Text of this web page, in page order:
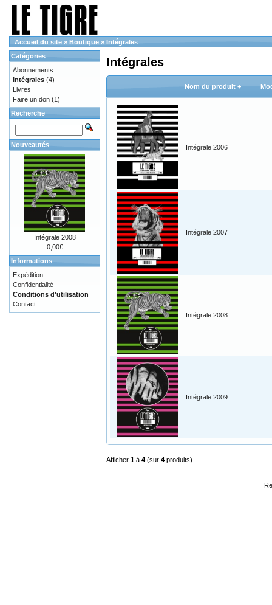
Accueil du site » Boutique » Intégrales
Intégrales
Nom du produit +
Intégrale 2006
Intégrale 2007
Intégrale 2008
Intégrale 2009
Afficher 1 à 4 (sur 4 produits)
Catégories
Abonnements
Intégrales (4)
Livres
Faire un don (1)
Recherche
Nouveautés
Intégrale 2008
0,00€
Informations
Expédition
Confidentialité
Conditions d'utilisation
Contact